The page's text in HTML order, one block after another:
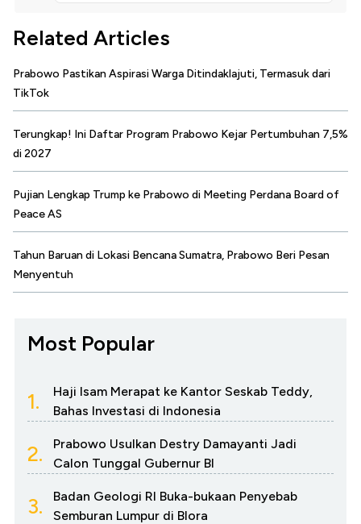
Related Articles
Prabowo Pastikan Aspirasi Warga Ditindaklajuti, Termasuk dari
TikTok
Terungkap! Ini Daftar Program Prabowo Kejar Pertumbuhan 7,5%
di 2027
Pujian Lengkap Trump ke Prabowo di Meeting Perdana Board of
Peace AS
Tahun Baruan di Lokasi Bencana Sumatra, Prabowo Beri Pesan
Menyentuh
Most Popular
1.
Haji Isam Merapat ke Kantor Seskab Teddy,
Bahas Investasi di Indonesia
2.
Prabowo Usulkan Destry Damayanti Jadi
Calon Tunggal Gubernur BI
3.
Badan Geologi RI Buka-bukaan Penyebab
Semburan Lumpur di Blora